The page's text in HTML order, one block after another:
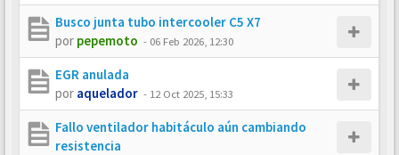
Busco junta tubo intercooler C5 X7
por pepemoto - 06 Feb 2026, 12:30
EGR anulada
por aquelador - 12 Oct 2025, 15:33
Fallo ventilador habitáculo aún cambiando
resistencia